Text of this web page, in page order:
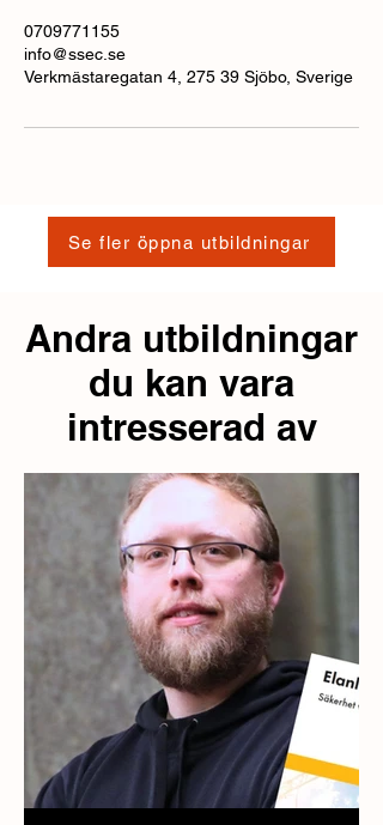
0709771155
info@ssec.se
Verkmästaregatan 4, 275 39 Sjöbo, Sverige
Se fler öppna utbildningar
Andra utbildningar
du kan vara
intresserad av